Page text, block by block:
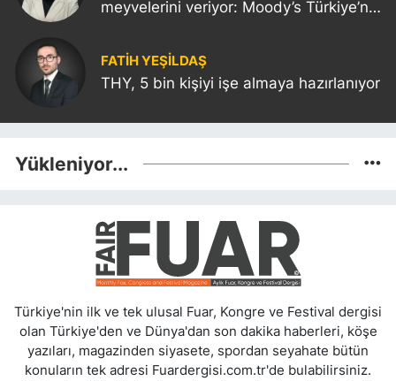
meyvelerini veriyor: Moody’s Türkiye’nin
FATIH YEŞİLDAŞ
THY, 5 bin kişiyi işe almaya hazırlanıyor
Yükleniyor...
Türkiye'nin ilk ve tek ulusal Fuar, Kongre ve Festival dergisi
olan Türkiye'den ve Dünya'dan son dakika haberleri, köşe
yazıları, magazinden siyasete, spordan seyahate bütün
konuların tek adresi Fuardergisi.com.tr'de bulabilirsiniz.